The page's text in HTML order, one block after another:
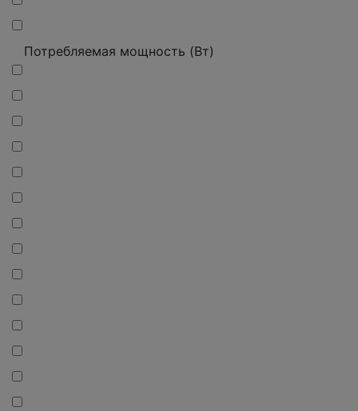
Потребляемая мощность (Вт)